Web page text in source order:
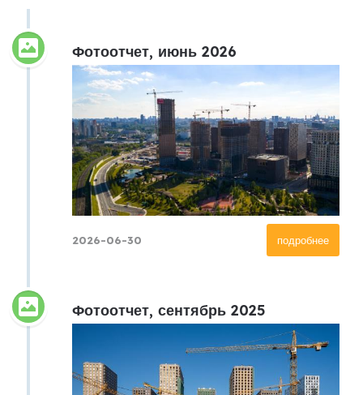
Фотоотчет, июнь 2026
подробнее
2026-06-30
Фотоотчет, сентябрь 2025